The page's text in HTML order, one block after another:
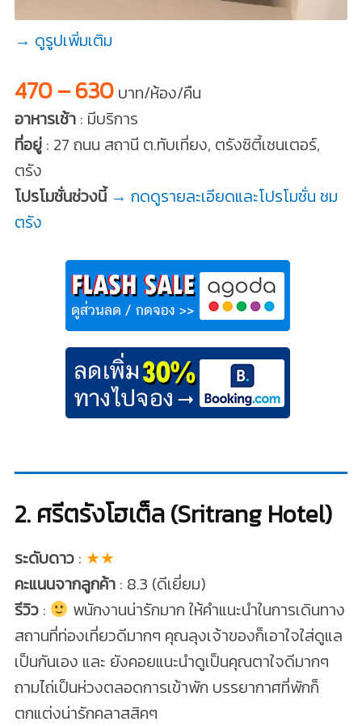
→ ดูรูปเพิ่มเติม
470 – 630บาท/ห้อง/คืน
อาหารเช้า: มีบริการ
ที่อยู่: 27 ถนน สถานี ต.ทับเที่ยง, ตรังซิตี้เซนเตอร์,
ตรัง
โปรโมชั่นช่วงนี้ → กดดูรายละเอียดและโปรโมชั่น ชม
ตรัง
2. ศรีตรังโฮเต็ล (Sritrang Hotel)
ระดับดาว: ★★
คะแนนจากลูกค้า: 8.3 (ดีเยี่ยม)
รีวิว:
พนักงานน่ารักมาก ให้คำแนะนำในการเดินทาง
สถานที่ท่องเที่ยวดีมากๆ คุณลุงเจ้าของก็เอาใจใส่ดูแล
เป็นกันเอง และ ยังคอยแนะนำดูเป็นคุณตาใจดีมากๆ
ถามไถ่เป็นห่วงตลอดการเข้าพัก บรรยากาศที่พักก็
ตกแต่งน่ารักคลาสสิคๆ